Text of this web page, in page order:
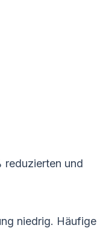
reduzierten und
niedrig. Häufige